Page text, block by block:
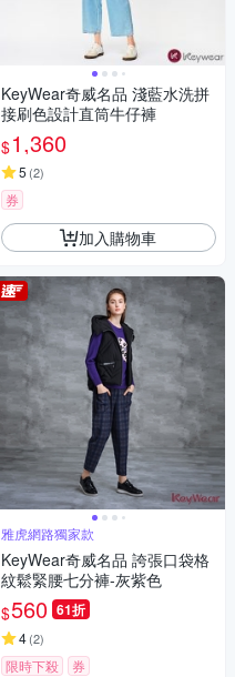
KeyWear奇威名品 淺藍水洗拼
接刷色設計直筒牛仔褲
$1,360
5 (2)
券
加入購物車
雅虎網路獨家款
KeyWear奇威名品 誇張口袋格
紋鬆緊腰七分褲-灰紫色
$560 61折
4(2)
限時下殺 券